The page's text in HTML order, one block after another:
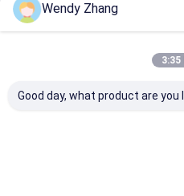
Συνιστώμενα Προϊόντα
Wendy Zhang
3:35
Good day, what product are you